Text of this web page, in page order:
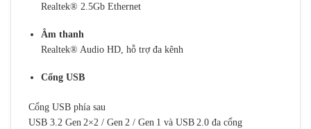
Realtek® 2.5Gb Ethernet
Âm thanh
Realtek® Audio HD, hỗ trợ đa kênh
Cổng USB
Cổng USB phía sau
USB 3.2 Gen 2×2 / Gen 2 / Gen 1 và USB 2.0 đa cổng